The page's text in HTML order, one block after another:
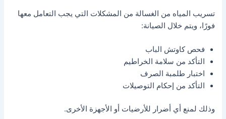
تسريب المياه من الغسالة من المشكلات التي يجب التعامل معها
فورًا، ويتم خلال الصيانة:
فحص كاوتش الباب
التأكد من سلامة الخراطيم
اختبار طلمبة الصرف
التأكد من إحكام التوصيلات
وذلك لمنع أي أضرار للأرضيات أو الأجهزة الأخرى.